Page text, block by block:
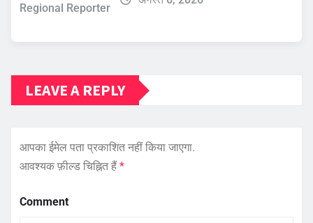
Regional Reporter
LEAVE A REPLY
आपका ईमेल पता प्रकाशित नहीं किया जाएगा.
आवश्यक फ़ील्ड चिह्नित हैं *
Comment